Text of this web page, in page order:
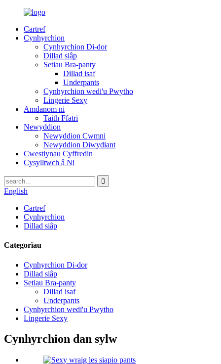
Cartref
Cynhyrchion
Cynhyrchion Di-dor
Dillad siâp
Setiau Bra-panty
Dillad isaf
Underpants
Cynhyrchion wedi'u Pwytho
Lingerie Sexy
Amdanom ni
Taith Ffatri
Newyddion
Newyddion Cwmni
Newyddion Diwydiant
Cwestiynau Cyffredin
Cysylltwch â Ni
English
Cartref
Cynhyrchion
Dillad siâp
Categorïau
Cynhyrchion Di-dor
Dillad siâp
Setiau Bra-panty
Dillad isaf
Underpants
Cynhyrchion wedi'u Pwytho
Lingerie Sexy
Cynhyrchion dan sylw